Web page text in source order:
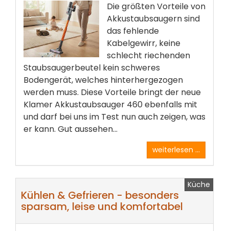
Die größten Vorteile von
Akkustaubsaugern sind
das fehlende
Kabelgewirr, keine
schlecht riechenden
Staubsaugerbeutel kein schweres
Bodengerät, welches hinterhergezogen
werden muss. Diese Vorteile bringt der neue
Klamer Akkustaubsauger 460 ebenfalls mit
und darf bei uns im Test nun auch zeigen, was
er kann. Gut aussehen...
weiterlesen ...
Küche
Kühlen & Gefrieren - besonders
sparsam, leise und komfortabel